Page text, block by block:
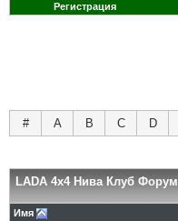
Регистрация
# A B C D
LADA 4x4 Нива Клуб
Имя